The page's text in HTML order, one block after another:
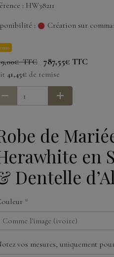
: HW38211
:
Création sur
TTC 787,55€ TTC
41,45€ de remise
de
en
Dentelle
vos mesures, uniquement